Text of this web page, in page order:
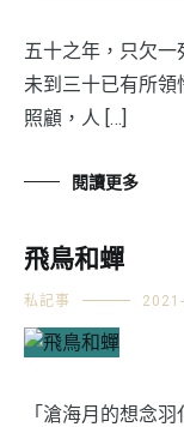
五十之年，只欠
未到三十已有所領
照顧，人 […]
閱讀更多
飛鳥和蟬
私記事
「滄海月的想念